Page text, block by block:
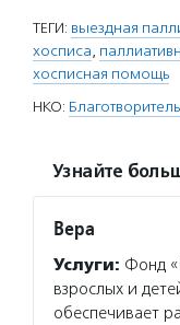
ТЕГИ: выездная
хосписа,
хосписная помощь
НКО:
Узнайте
Вера
Услуги: Фонд
взрослых и
обеспечивает